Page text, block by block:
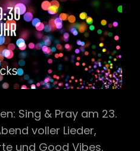
Sing & Pray am 23.
voller Lieder,
und Good Vibes.